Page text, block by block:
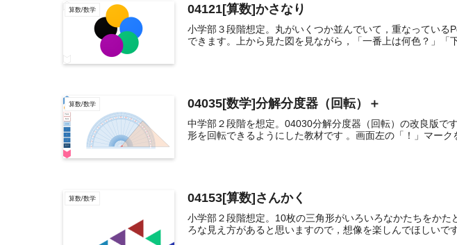
算数/数学 04121[算数]かさなり
小学部３段階想定。丸がいくつか並んでいて，重なってい
できます。上から見た図を見ながら，「一番上は何色？」「
算数/数学 04035[数学]分解分度器（回転）＋
中学部２段階を想定。04030分解分度器（回転）の改良版で
形を回転できるようにした教材です 。画面左の「！」マーク
算数/数学 04153[算数]さんかく
小学部２段階想定。10枚の三角形がいろいろなかたちをか
ろな見え方があると思いますので，想像を楽しんでほしいで